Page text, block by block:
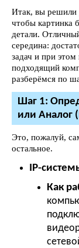
Итак, вы решили
чтобы картинка
детали.
середина:
задач и при этом
подходящий
разберёмся по
Шаг 1:
или Аналог
Это, пожалуй,
остальное.
IP-
Как